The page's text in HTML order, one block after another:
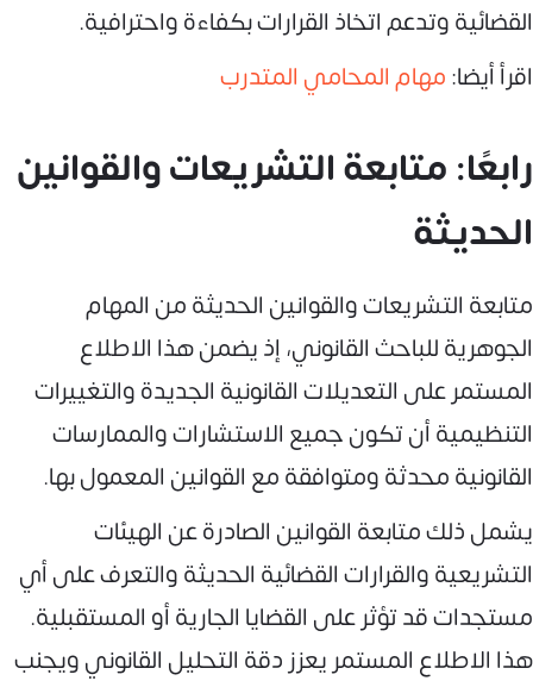
القضائية وتدعم اتخاذ القرارات بكفاءة واحترافية.
اقرأ أيضا:مهام المحامي المتدرب
رابعًا: متابعة التشريعات والقوانين
الحديثة
متابعة التشريعات والقوانين الحديثة من المهام
الجوهرية للباحث القانوني، إذ يضمن هذا الاطلاع
المستمر على التعديلات القانونية الجديدة والتغييرات
التنظيمية أن تكون جميع الاستشارات والممارسات
القانونية محدثة ومتوافقة مع القوانين المعمول بها.
يشمل ذلك متابعة القوانين الصادرة عن الهيئات
التشريعية والقرارات القضائية الحديثة والتعرف على أي
مستجدات قد تؤثر على القضايا الجارية أو المستقبلية.
هذا الاطلاع المستمر يعزز دقة التحليل القانوني ويجنب